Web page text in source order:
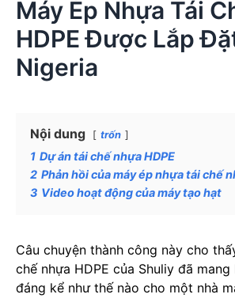
Máy Ép Nhựa Tái
HDPE Được Lắp
Nigeria
Nội dung trốn
1 Dự án tái chế nhựa HDPE
2 Phản hồi của máy ép nhựa tái chế
3 Video hoạt động của máy tạo hạt
Câu chuyện thành công này cho
chế nhựa HDPE của Shuliy đã
đáng kể như thế nào cho một nhà